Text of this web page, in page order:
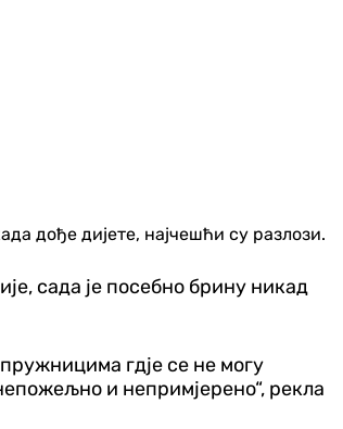
дође дијете, најчешћи су разлози.
сада је посебно брину никад
гдје се не могу
и непримјерено“, рекла